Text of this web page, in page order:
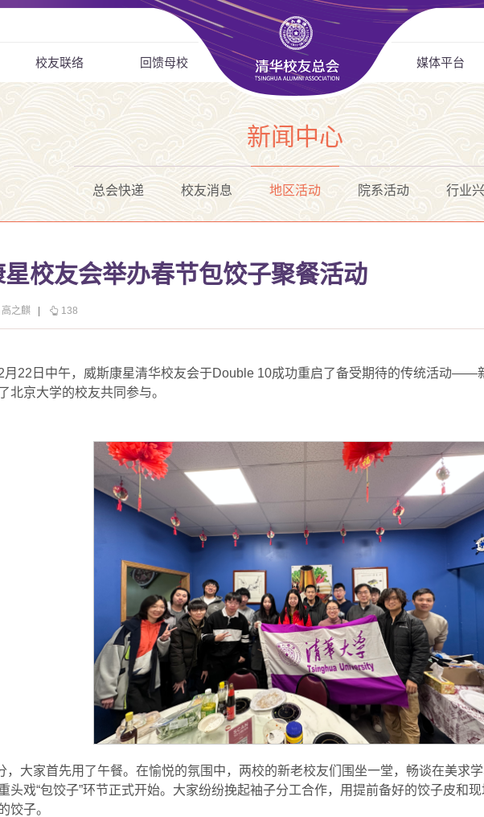
校友联络 回馈母校 媒体平台
新闻中心
总会快递 校友消息 地区活动 院系活动 行业
星校友会举办春节包饺子聚餐活动
高之麒 138
月22日中午，威斯康星清华校友会于Double 10成功重启了备受期待的传统活动——
北京大学的校友共同参与。
，大家首先用了午餐。在愉悦的氛围中，两校的新老校友们围坐一堂，畅谈在美求
头戏“包饺子”环节正式开始。大家纷纷挽起袖子分工合作，用提前备好的饺子皮和
饺子。